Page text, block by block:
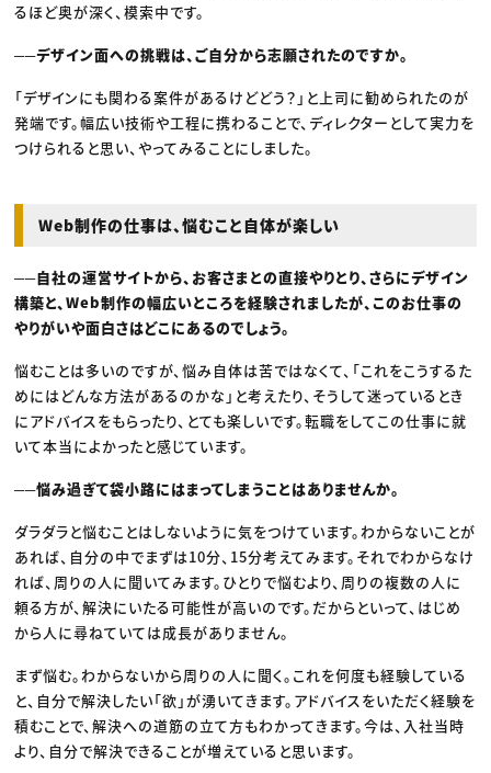
るほど奥が深く、模索中です。
──デザイン面への挑戦は、ご自分から志願されたのですか。
「デザインにも関わる案件があるけどどう？」と上司に勧められたのが
発端です。幅広い技術や工程に携わることで、ディレクターとして実力を
つけられると思い、やってみることにしました。
Web制作の仕事は、悩むこと自体が楽しい
──自社の運営サイトから、お客さまとの直接やりとり、さらにデザイン
構築と、Web制作の幅広いところを経験されましたが、このお仕事の
やりがいや面白さはどこにあるのでしょう。
悩むことは多いのですが、悩み自体は苦ではなくて、「これをこうするた
めにはどんな方法があるのかな」と考えたり、そうして迷っているとき
にアドバイスをもらったり、とても楽しいです。転職をしてこの仕事に就
いて本当によかったと感じています。
──悩み過ぎて袋小路にはまってしまうことはありませんか。
ダラダラと悩むことはしないように気をつけています。わからないことが
あれば、自分の中でまずは10分、15分考えてみます。それでわからなけ
れば、周りの人に聞いてみます。ひとりで悩むより、周りの複数の人に
頼る方が、解決にいたる可能性が高いのです。だからといって、はじめ
から人に尋ねていては成長がありません。
まず悩む。わからないから周りの人に聞く。これを何度も経験している
と、自分で解決したい「欲」が湧いてきます。アドバイスをいただく経験を
積むことで、解決への道筋の立て方もわかってきます。今は、入社当時
より、自分で解決できることが増えていると思います。